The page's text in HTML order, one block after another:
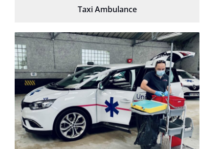
Taxi Ambulance